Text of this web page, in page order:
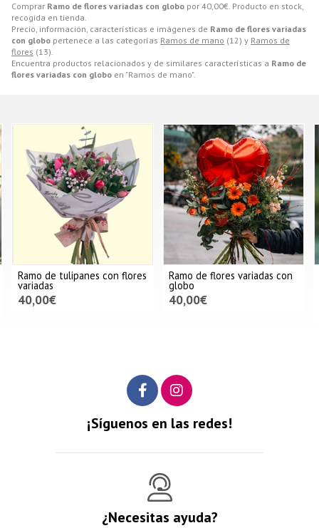
Comprar Ramo de flores variadas con globo por 40,00€. Producto en stock,
recogida en tienda.
Precio, información, características e imágenes de Ramo de flores variadas
con globo pertenece a las categorías Ramos de mano (12) y Ramos de
flores (13).
Encuentra productos relacionados y de similares características a Ramo de
flores variadas con globo en "Ramos de mano".
Ramo de tulipanes con flores
variadas
40,00€
Ramo de flores variadas con
globo
40,00€
¡Síguenos en las redes!
¿Necesitas ayuda?